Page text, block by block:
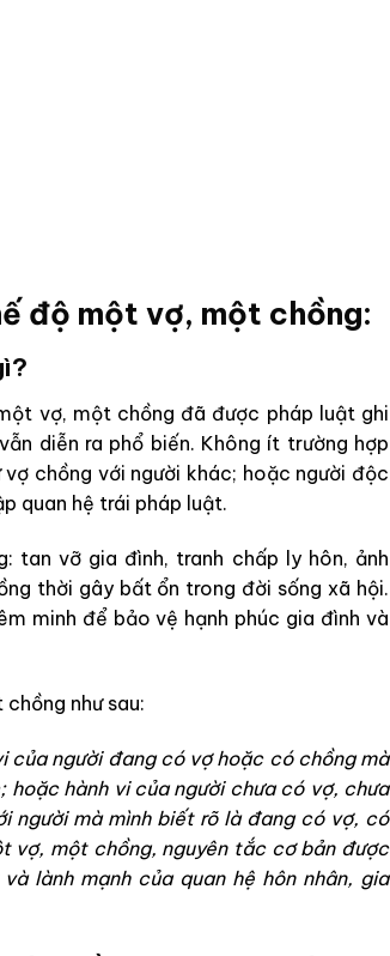
độ một vợ, một chồng:
vợ, một chồng đã được pháp luật ghi
diễn ra phổ biến. Không ít trường hợp
chồng với người khác; hoặc người độc
quan hệ trái pháp luật.
tan vỡ gia đình, tranh chấp ly hôn, ảnh
thời gây bất ổn trong đời sống xã hội.
minh để bảo vệ hạnh phúc gia đình và
như sau:
của người đang có vợ hoặc có chồng mà
hoặc hành vi của người chưa có vợ, chưa
người mà mình biết rõ là đang có vợ, có
vợ, một chồng, nguyên tắc cơ bản được
lành mạnh của quan hệ hôn nhân, gia